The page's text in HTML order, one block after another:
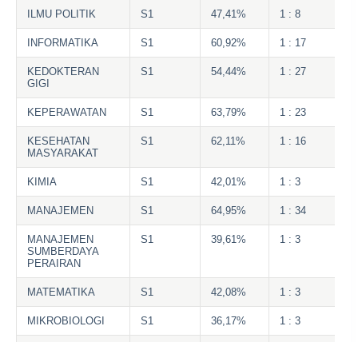
ILMU POLITIK S1 47,41% 1 : 8
INFORMATIKA S1 60,92% 1 : 17
KEDOKTERAN
GIGI
S1 54,44% 1 : 27
KEPERAWATAN S1 63,79% 1 : 23
KESEHATAN
MASYARAKAT
S1 62,11% 1 : 16
KIMIA S1 42,01% 1 : 3
MANAJEMEN S1 64,95% 1 : 34
MANAJEMEN
SUMBERDAYA
PERAIRAN
S1 39,61% 1 : 3
MATEMATIKA S1 42,08% 1 : 3
MIKROBIOLOGI S1 36,17% 1 : 3